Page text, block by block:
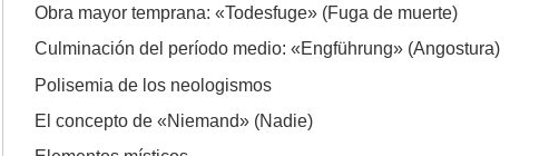
Obra mayor temprana: «Todesfuge» (Fuga de muerte)
Culminación del período medio: «Engführung» (Angostura)
Polisemia de los neologismos
El concepto de «Niemand» (Nadie)